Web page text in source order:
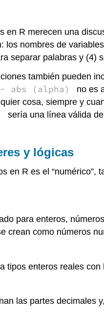
en R merecen una
los nombres de
separar palabras y
también pueden
abs (alpha) no es
cosa, siempre y
sería una línea válida
y lógicas
en R es el
para enteros,
crean como números
tipos enteros reales con
las partes decimales